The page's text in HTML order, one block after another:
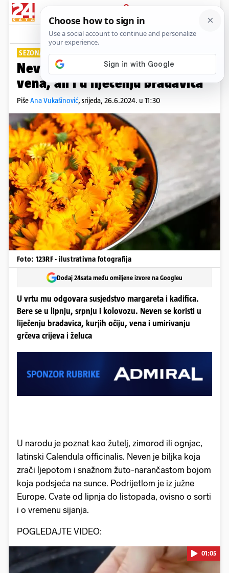
PRIJAVA
Lifestyle Komentari
SEZONA MU JE
Neven će pomoći kod grčeva i
vena, ali i u liječenju bradavica
PišeAna Vukašinović, srijeda, 26.6.2024. u 11:30
Foto: 123RF - ilustrativna fotografija
Dodaj 24sata među omiljene izvore na Googleu
U vrtu mu odgovara susjedstvo margareta i kadifica.
Bere se u lipnju, srpnju i kolovozu. Neven se koristi u
liječenju bradavica, kurjih očiju, vena i umirivanju
grčeva crijeva i želuca
U narodu je poznat kao žutelj, zimorod ili ognjac,
latinski Calendula officinalis. Neven je biljka koja
zrači ljepotom i snažnom žuto-narančastom bojom
koja podsjeća na sunce. Podrijetlom je iz južne
Europe. Cvate od lipnja do listopada, ovisno o sorti
i o vremenu sijanja.
POGLEDAJTE VIDEO:
01:05